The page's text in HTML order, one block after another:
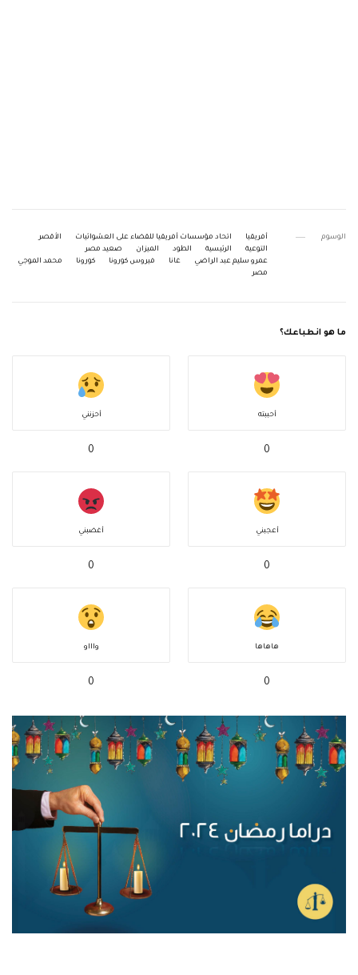
الوسوم أفريقيا اتحاد مؤسسات أفريقيا للقضاء على العشوائيات
الأقصر
التوعية
الرئيسية الطود الميزان
صعيد مصر
عمرو سليم عبد الراضي
غانا فيروس كورونا كورونا
محمد الموجي
مصر
ما هو انطباعك؟
أحببته
0
أحزنني
0
أعجبني
0
أغضبني
0
هاهاها
0
واااو
0